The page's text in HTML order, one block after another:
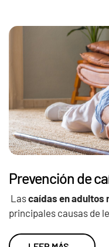
Prevención de
Lascaídas en adultos
principales causas de